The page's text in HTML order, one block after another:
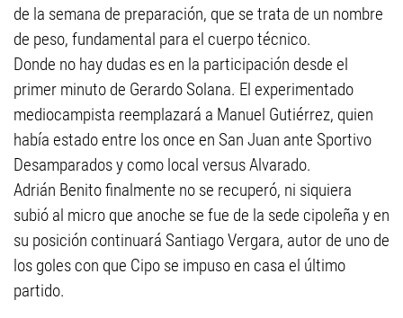
de la semana de preparación, que se trata de un nombre
de peso, fundamental para el cuerpo técnico.
Donde no hay dudas es en la participación desde el
primer minuto de Gerardo Solana. El experimentado
mediocampista reemplazará a Manuel Gutiérrez, quien
había estado entre los once en San Juan ante Sportivo
Desamparados y como local versus Alvarado.
Adrián Benito finalmente no se recuperó, ni siquiera
subió al micro que anoche se fue de la sede cipoleña y en
su posición continuará Santiago Vergara, autor de uno de
los goles con que Cipo se impuso en casa el último
partido.